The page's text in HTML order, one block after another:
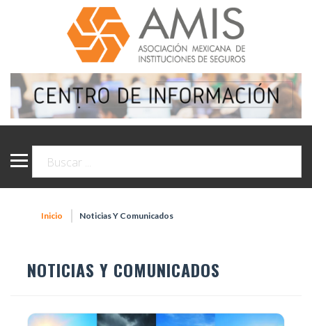
Inicio Noticias Y Comunicados
NOTICIAS Y COMUNICADOS